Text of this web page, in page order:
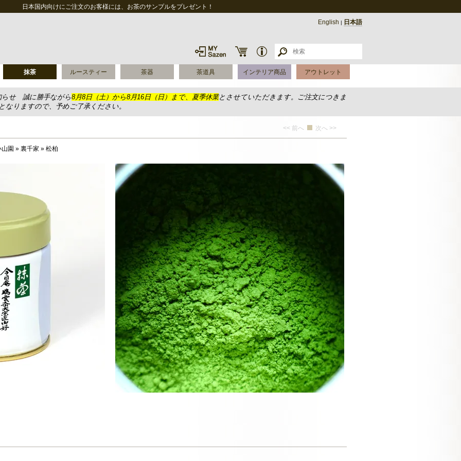
日本国内向けにご注文のお客様には、お茶のサンプルをプレゼント！
English | 日本語
抹茶 ルースティー 茶器 茶道具 インテリア商品 アウトレット
らせ 誠に勝手ながら8月8日（土）から8月16日（日）まで、夏季休業とさせていただきます。ご注文につきま
なりますので、予めご了承ください。
<< 前へ 次へ >>
園 » 裏千家 » 松柏